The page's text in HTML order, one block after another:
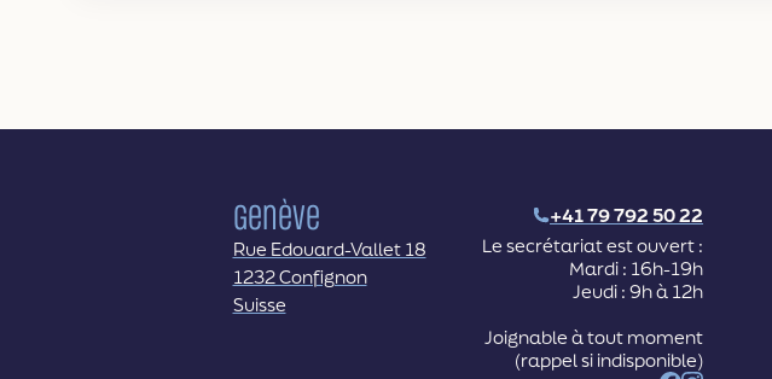
Genève
+41 79 792 50 22
Rue Edouard-Vallet 18
1232 Confignon
Suisse
Le secrétariat est ouvert :
Mardi : 16h-19h
Jeudi : 9h à 12h
Joignable à tout moment
(rappel si indisponible)